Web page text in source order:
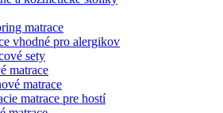
matrace
vhodné pro alergikov
sety
matrace
matrace
matrace pre hostí